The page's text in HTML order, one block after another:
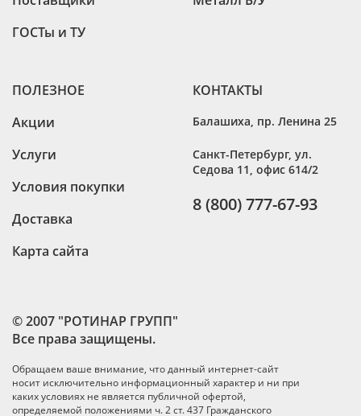
© 2007 "РОТИНАР ГРУПП"
Все права защищены.
Обращаем ваше внимание, что данный интернет-сайт
носит исключительно информационный характер и ни при
каких условиях не является публичной офертой,
определяемой положениями ч. 2 ст. 437 Гражданского
ГОСТы и ТУ
ПОЛЕЗНОЕ
Акции
Услуги
Условия покупки
Доставка
Карта сайта
КОНТАКТЫ
Балашиха пр. Ленина 25
Санкт-Петербург, ул.
Седова 11, офис 614/2
8 (800) 777-67-93